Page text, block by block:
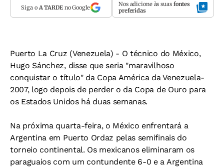
Siga o A TARDEno Google Nos adicione às suas fontes
preferidas
Puerto La Cruz (Venezuela) - O técnico do México,
Hugo Sánchez, disse que seria "maravilhoso
conquistar o título" da Copa América da Venezuela-
2007, logo depois de perder o da Copa de Ouro para
os Estados Unidos há duas semanas.
Na próxima quarta-feira, o México enfrentará a
Argentina em Puerto Ordaz pelas semifinais do
torneio continental. Os mexicanos eliminaram os
paraguaios com um contundente 6-0 e a Argentina